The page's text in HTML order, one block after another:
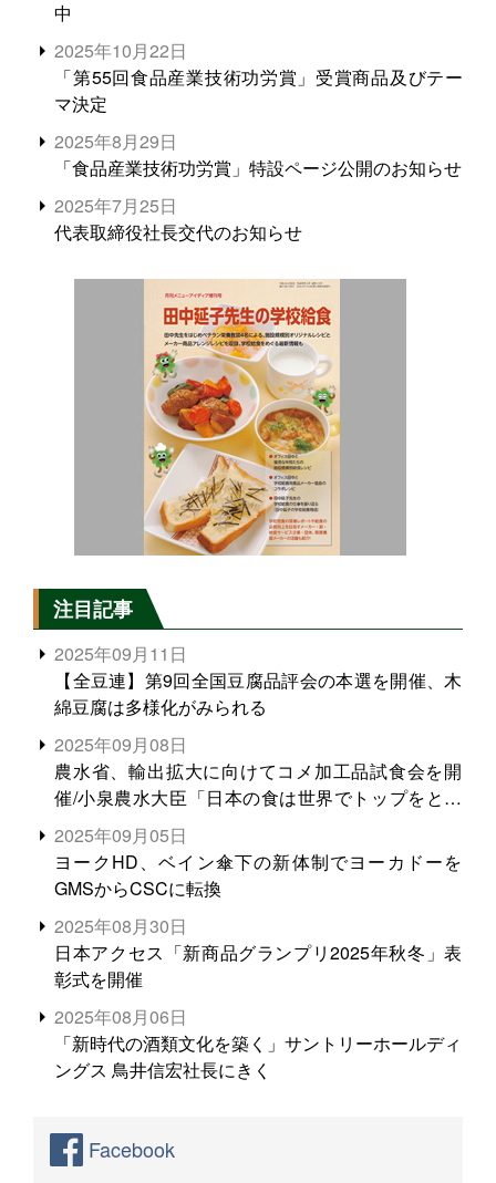
中
2025年10月22日
「第55回食品産業技術功労賞」受賞商品及びテー
マ決定
2025年8月29日
「食品産業技術功労賞」特設ページ公開のお知らせ
2025年7月25日
代表取締役社長交代のお知らせ
注目記事
2025年09月11日
【全豆連】第9回全国豆腐品評会の本選を開催、木
綿豆腐は多様化がみられる
2025年09月08日
農水省、輸出拡大に向けてコメ加工品試食会を開
催/小泉農水大臣「日本の食は世界でトップをとれ
る。米増産に向けて、米輸出需要の拡大を」
2025年09月05日
ヨークHD、ベイン傘下の新体制でヨーカドーを
GMSからCSCに転換
2025年08月30日
日本アクセス「新商品グランプリ2025年秋冬」表
彰式を開催
2025年08月06日
「新時代の酒類文化を築く」サントリーホールディ
ングス 鳥井信宏社長にきく
Facebook